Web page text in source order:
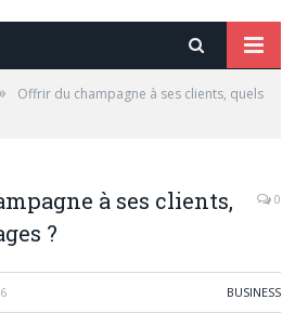
Offrir du champagne à ses clients, quels
à ses clients,
?
0
BUSINESS